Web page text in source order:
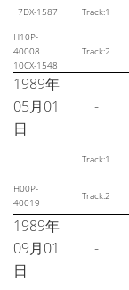
7DX-1587 Track:1
H10P-
40008
10CX-1548
Track:2
1989年
05月01
日
-
Track:1
H00P-
40019
Track:2
1989年
09月01
日
-